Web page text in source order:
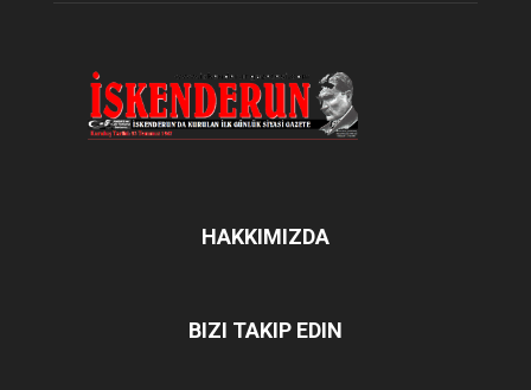
HAKKIMIZDA
BIZI TAKIP EDIN